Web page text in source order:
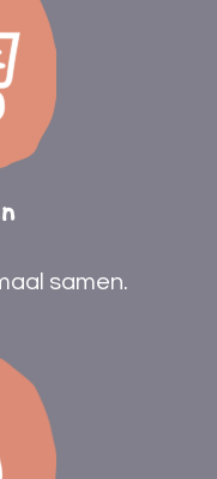
samen.